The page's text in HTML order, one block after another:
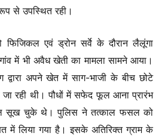
से उपस्थित रही।
फिजिकल एवं ड्रोन सर्वे के दौरान लैलूंगा
में भी अवैध खेती का मामला सामने आया।
द्वारा अपने खेत में साग-भाजी के बीच छोटे
रही थी। पौधों में सफेद फूल आना प्रारंभ
सूख चुके थे। पुलिस ने तत्काल फसल को
में लिया गया है। इसके अतिरिक्त ग्राम के